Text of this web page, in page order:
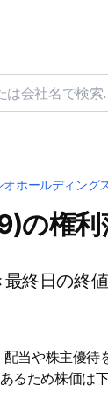
オホールディング
の権利
終日の終
当や株主優
るため株価